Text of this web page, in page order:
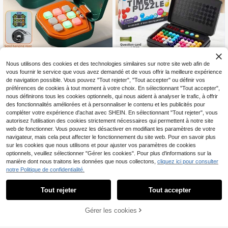
e jeu de puzzle électronique, 9,5 x
7,5 cm, jouet éducatif Bolt Brain Trai
ning, amusant (produit), nécessite d
es piles (non incluses), console de d
éfi de réflexion portable, avec mode
silencieux, jouet d'apprentissage po
rtable, cadeau pour adultes, disponi
ble en plusieurs couleurs, un cadea
u idéal pour les garçons et les filles
#6 BEST-SELLERS de ABS Puzzles pour enfants
CA$6.60
cs de puzzle, cadeaux de fête, style
aléatoire
17% DE RÉDUCTION
Jeu de perles magiques intelligent p
our enfants, puzzle de pyramide de
perles magiques intelligent, jeu de p
lateau de puzzle de défi, puzzle de
réflexion 3D, 200 niveaux de perles
de logique avec rangement portabl
e, jeu de bataille interactif parent-e
nfant, jouet éducatif pour l'entraîne
ment de la capacité de pensée logi
que des enfants, interaction parent-
enfant, jeu de plateau, rassemblem
ent familial, outil de soulagement du
stress, entraînement cérébral, convi
ur adultes, cadeau interactif parent
et les filles
CA$8 .47 -17%
10% DE RÉDUCTION ! AJOUTER AU PANIER
Nous utilisons des cookies et des technologies similaires sur notre site web afin de
vous fournir le service que vous avez demandé et de vous offrir la meilleure expérience
de navigation possible. Vous pouvez "Tout rejeter", "Tout accepter" ou définir vos
préférences de cookies à tout moment à votre choix. En sélectionnant "Tout accepter",
nous définirons tous les cookies optionnels, qui nous aident à analyser le trafic, à offrir
des fonctionnalités améliorées et à personnaliser le contenu et les publicités pour
compléter votre expérience d'achat avec SHEIN. En sélectionnant "Tout rejeter", vous
autorisez l'utilisation des cookies strictement nécessaires qui permettent à notre site
web de fonctionner. Vous pouvez les désactiver en modifiant les paramètres de votre
navigateur, mais cela peut affecter le fonctionnement du site web. Pour en savoir plus
sur les cookies que nous utilisons et pour ajuster vos paramètres de cookies
optionnels, veuillez sélectionner "Gérer les cookies". Pour plus d'informations sur la
manière dont nous traitons les données que nous collectons, cliquez ici pour consulter
notre Politique de confidentialité.
Tout rejeter Tout accepter
Gérer les cookies